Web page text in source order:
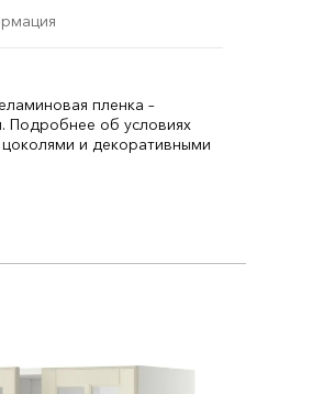
пленка –
Подробнее об условиях
и декоративными